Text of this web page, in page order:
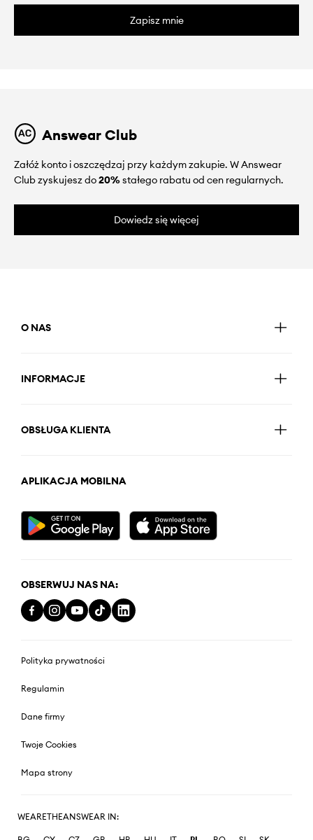
Zapisz mnie
Answear Club
Załóż konto i oszczędzaj przy każdym zakupie. W Answear
Club zyskujesz do20%stałego rabatu od cen regularnych.
Dowiedz się więcej
O NAS
INFORMACJE
OBSŁUGA KLIENTA
APLIKACJA MOBILNA
OBSERWUJ NAS NA:
Polityka prywatności
Regulamin
Dane firmy
Twoje Cookies
Mapa strony
WEARETHEANSWEAR IN: